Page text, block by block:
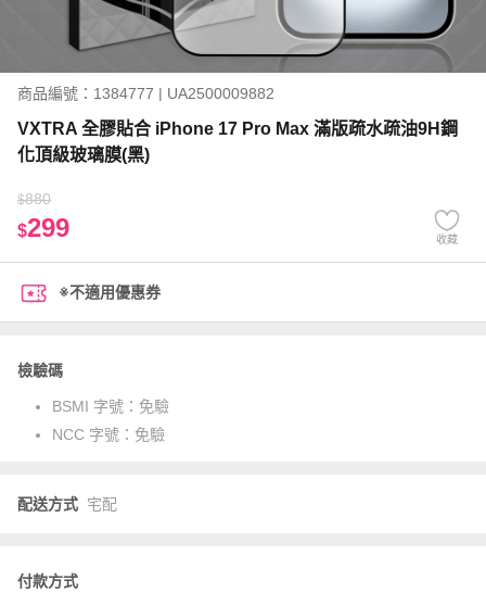
商品編號：1384777 | UA2500009882
VXTRA 全膠貼合 iPhone 17 Pro Max 滿版疏水疏油9H鋼
化頂級玻璃膜(黑)
$880
$299 收藏
※不適用優惠券
檢驗碼
BSMI 字號： 免驗
NCC 字號： 免驗
配送方式 宅配
付款方式